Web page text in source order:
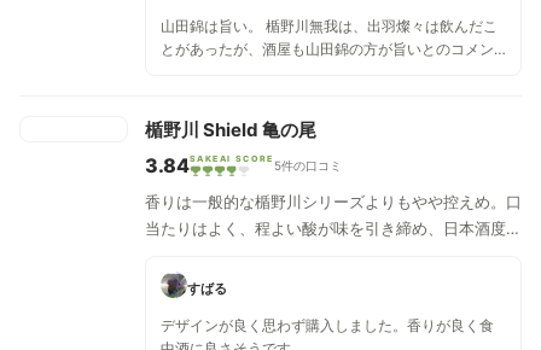
山田錦は旨い。 楯野川無我は、出羽燦々は飲んだこ
とがあったが、酒屋も山田錦の方が旨いとのコメン
楯野川 Shield 亀の尾
3.84SAKEAI SCORE 5件の口コミ
香りは一般的な楯野川シリーズよりもやや控えめ。口
当たりはよく、程よい酸が味を引き締め、日本酒度の
に相応しく、甘酸の均整に優れた芯のあるお酒。
すばる
デザインが良く思わず購入しました。香りが良く食